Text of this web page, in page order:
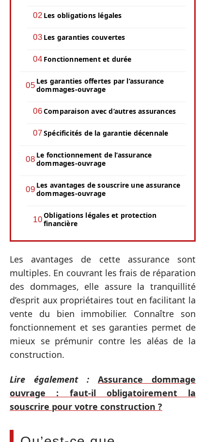
Les obligations légales
Les garanties couvertes
Fonctionnement et durée
Les garanties offertes par l’assurance
dommages-ouvrage
Comparaison avec d’autres assurances
Spécificités de la garantie décennale
Le fonctionnement de l’assurance
dommages-ouvrage
Les avantages de souscrire une assurance
dommages-ouvrage
Obligations légales et protection
financière
Les avantages de cette assurance sont
multiples. En couvrant les frais de réparation
des dommages, elle assure la tranquillité
d’esprit aux propriétaires tout en facilitant la
vente du bien immobilier. Connaître son
fonctionnement et ses garanties permet de
mieux se prémunir contre les aléas de la
construction.
Lire également :
Assurance dommage
ouvrage : faut-il obligatoirement la
souscrire pour votre construction ?